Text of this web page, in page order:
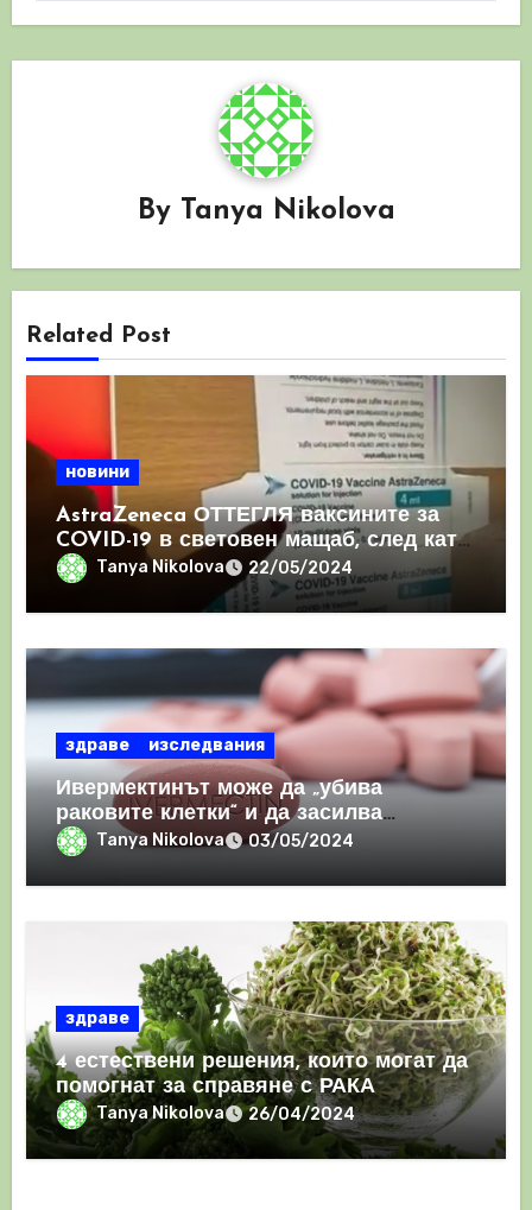
By Tanya Nikolova
Related Post
новини
AstraZeneca ОТТЕГЛЯ ваксините за
COVID-19 в световен мащаб, след като
призна, че те причиняват КРЪВНИ
Tanya Nikolova 22/05/2024
здраве изследвания
Ивермектинът може да „убива
раковите клетки“ и да засилва
имунния отговор
Tanya Nikolova 03/05/2024
здраве
4 естествени решения, които могат да
помогнат за справяне с РАКА
Tanya Nikolova 26/04/2024